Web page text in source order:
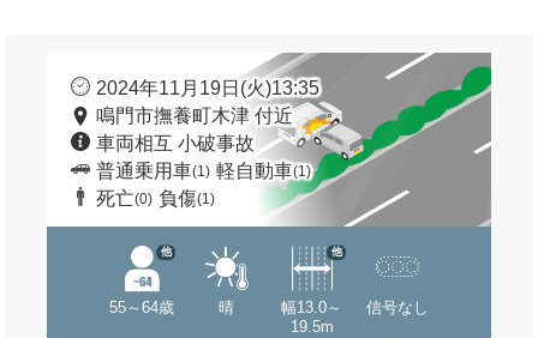
2024年11月19日(火)13:35
鳴門市撫養町木津 付近
車両相互 小破事故
普通乗用車(1) 軽自動車(1)
死亡(0) 負傷(1)
55～64歳
他
晴
幅13.0～
19.5m
他
信号なし